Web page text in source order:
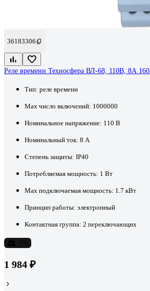
36183306
Реле времени Техносфера ВЛ-68, 110В, 8А
Тип: реле времени
Max число включений: 1000000
Номинальное напряжение: 110 В
Номинальный ток: 8 А
Степень защиты: IP40
Потребляемая мощность: 1 Вт
Max подключаемая мощность: 1.7 кВт
Принцип работы: электронный
Контактная группа: 2 переключающих
1 984 ₽